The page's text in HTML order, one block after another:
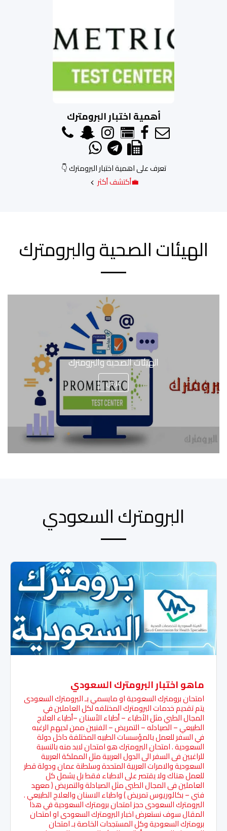
أهمية اختبار البرومترك
تعرف على اهمية اختبار البرومترك 👇
💼أكتشف أكثر
الهيئات الصحية والبرومترك
الهيئات الصحية والبرومترك
عرض
البرومترك السعودي
ماهو اختبار البرومترك السعودي
امتحان برومترك السعودية او مايسمي بـ البرومترك السعودى
يتم تقديم خدمات البرومترك المختلفه لكل العاملين في
المجال الطبي مثل الأطباء – أطباء الأسنان –أطباء العلاج
الطبيعي – الصيادله – التمريض – الفنيين ممن لديهم الرغبه
في السفر للعمل بالمؤسسات الطبيه المختلفة داخل دولة
السعودية . امتحان البرومترك هو امتحان لابد منه بالنسبة
للراغبين فى السفر الى الدول العربية مثل المملكة العربية
السعودية والامرات العربية المتحدة وسلطنة عمان ودولة قطر
للعمل هناك ولا يقتصر على الاطباء فقط بل يشمل كل
العاملين فى المجال الطبى مثل الصيادلة والتمريض ( معهد
فني – بكالوريوس تمريض ) واطباء الاسنان والعلاج الطبيعي .
البرومترك السعودى حجز امتحان برومترك السعودية في هذا
المقال سوف نستعرض اخبار البرومترك السعودى او امتحان
برومترك السعودية وكل المستجدات الخاصة بـ امتحان